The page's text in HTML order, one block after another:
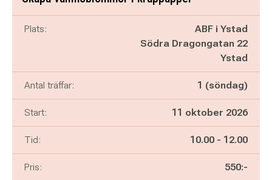
Plats:
ABF i Ystad
Södra Dragongatan 22
Ystad
Antal träffar: 1 (söndag)
Start: 11 oktober 2026
Tid: Pågår mellan
10.00 - och
12.00
Pris: 550:-